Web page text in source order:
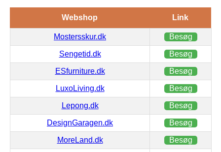
Webshop Link
Mostersskur.dk Besøg
Sengetid.dk Besøg
ESfurniture.dk Besøg
LuxoLiving.dk Besøg
Lepong.dk Besøg
DesignGaragen.dk Besøg
MoreLand.dk Besøg